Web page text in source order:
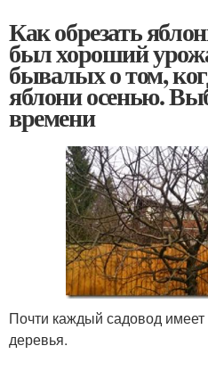
Как обрезать
был хороший
бывалых о том,
яблони осенью.
времени
Почти каждый садовод
деревья.